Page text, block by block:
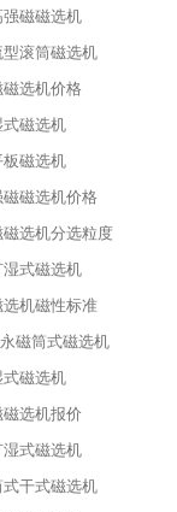
磁磁选机
滚筒磁选机
选机价格
磁选机
板磁选机
磁选机价格
选机分选粒度
式磁选机
机磁性标准
磁筒式磁选机
磁选机
选机报价
式磁选机
干式磁选机